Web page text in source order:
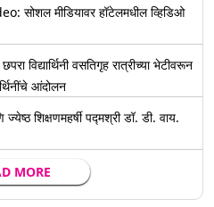
मीडियावर हॉटेलमधील व्हिडिओ
वसतिगृह रात्रीच्या भेटीवरून
आंदोलन
शिक्षणमहर्षी पद्मश्री डॉ. डी. वाय.
MORE